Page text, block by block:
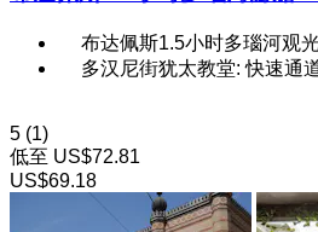
布达佩斯1.5小时多瑙河观
多汉尼街犹太教堂: 快速通
5 (1)
低至 US$72.81
US$69.18